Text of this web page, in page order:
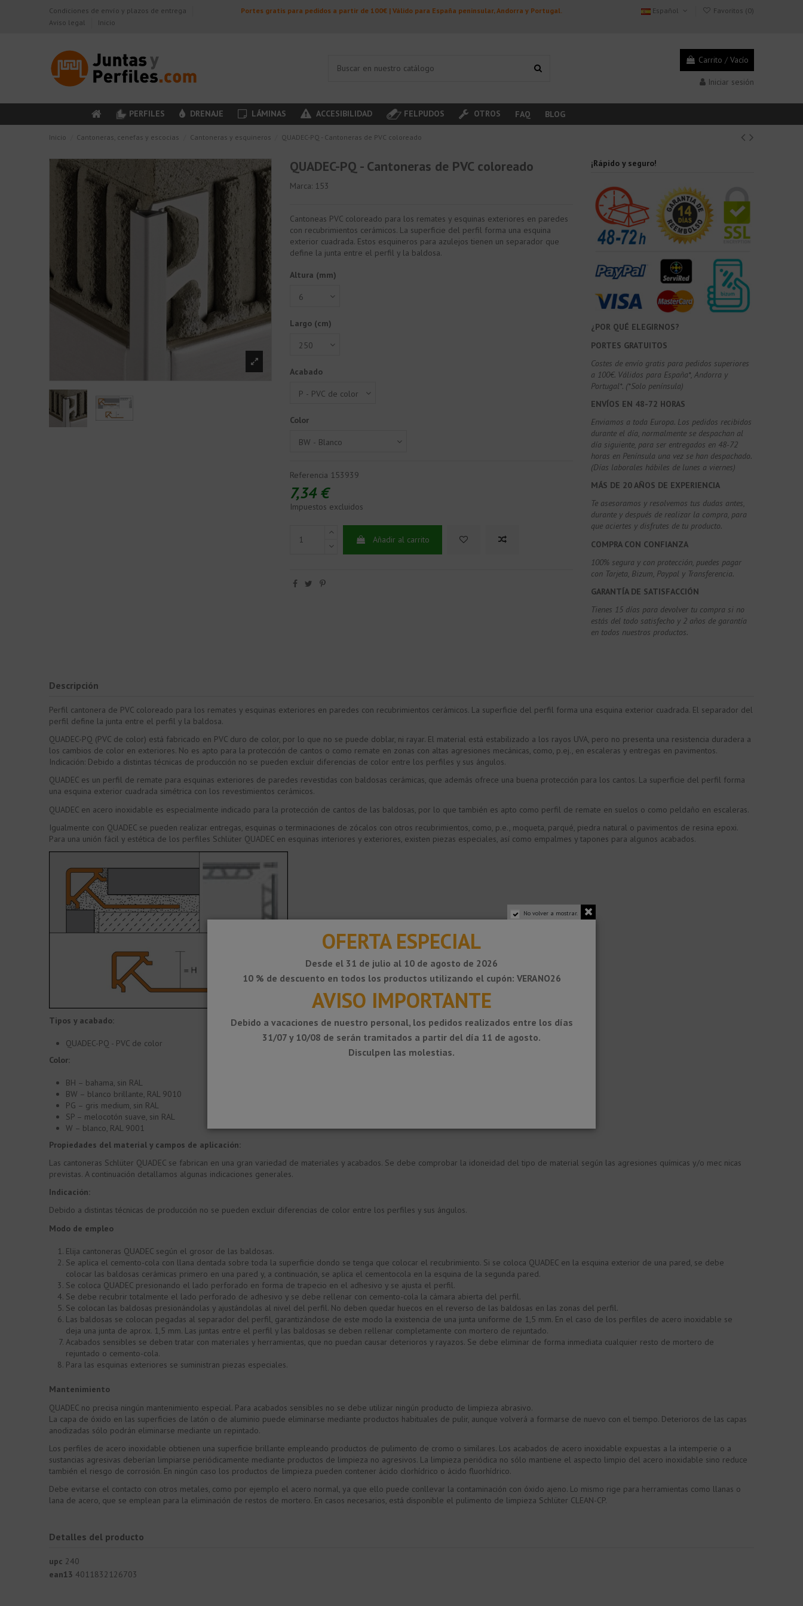
Condiciones de envío y plazos de entrega
Aviso legal
Inicio
Portes gratis para pedidos a partir de 100€ | Válido para España peninsular, Andorra y Portugal. Español Favoritos (0)
Carrito / Vacío
Iniciar sesión
PERFILES DRENAJE LÁMINAS ACCESIBILIDAD FELPUDOS OTROS FAQ BLOG
Inicio Cantoneras, cenefas y escocias Cantoneras y esquineros QUADEC-PQ - Cantoneras de PVC coloreado
QUADEC-PQ - Cantoneras de PVC coloreado
Marca: 153
Cantoneas PVC coloreado para los remates y esquinas exteriores en paredes
con recubrimientos cerámicos. La superficie del perfil forma una esquina
exterior cuadrada. Estos esquineros para azulejos tienen un separador que
define la junta entre el perfil y la baldosa.
Altura (mm)
Largo (cm)
Acabado
Color
Referencia 153939
7,34 €
Impuestos excluidos
Añadir al carrito
¡Rápido y seguro!
¿POR QUÉ ELEGIRNOS?
PORTES GRATUITOS
Costes de envío gratis para pedidos superiores
a 100€. Válidos para España*, Andorra y
Portugal*. (*Solo península)
ENVÍOS EN 48-72 HORAS
Enviamos a toda Europa. Los pedidos recibidos
durante el día, normalmente se despachan al
día siguiente, para ser entregados en 48-72
horas en Península una vez se han despachado.
(Días laborales hábiles de lunes a viernes)
MÁS DE 20 AÑOS DE EXPERIENCIA
Te asesoramos y resolvemos tus dudas antes,
durante y después de realizar la compra, para
que aciertes y disfrutes de tu producto.
COMPRA CON CONFIANZA
100% segura y con protección, puedes pagar
con Tarjeta, Bizum, Paypal y Transferencia.
GARANTÍA DE SATISFACCIÓN
Tienes 15 días para devolver tu compra si no
estás del todo satisfecho y 2 años de garantía
en todos nuestros productos.
Descripción
Perfil cantonera de PVC coloreado para los remates y esquinas exteriores en paredes con recubrimientos cerámicos. La superficie del perfil forma una esquina exterior cuadrada. El separador del
perfil define la junta entre el perfil y la baldosa.
QUADEC-PQ (PVC de color) está fabricado en PVC duro de color, por lo que no se puede doblar, ni rayar. El material está estabilizado a los rayos UVA, pero no presenta una resistencia duradera a
los cambios de color en exteriores. No es apto para la protección de cantos o como remate en zonas con altas agresiones mecánicas, como, p.ej., en escaleras y entregas en pavimentos.
Indicación: Debido a distintas técnicas de producción no se pueden excluir diferencias de color entre los perfiles y sus ángulos.
QUADEC es un perfil de remate para esquinas exteriores de paredes revestidas con baldosas cerámicas, que además ofrece una buena protección para los cantos. La superficie del perfil forma
una esquina exterior cuadrada simétrica con los revestimientos cerámicos.
QUADEC en acero inoxidable es especialmente indicado para la protección de cantos de las baldosas, por lo que también es apto como perfil de remate en suelos o como peldaño en escaleras.
Igualmente con QUADEC se pueden realizar entregas, esquinas o terminaciones de zócalos con otros recubrimientos, como, p.e., moqueta, parqué, piedra natural o pavimentos de resina epoxi.
Para una unión fácil y estética de los perfiles Schlüter QUADEC en esquinas interiores y exteriores, existen piezas especiales, así como empalmes y tapones para algunos acabados.
Tipos y acabado:
QUADEC-PQ - PVC de color
Color:
BH – bahama, sin RAL
BW – blanco brillante, RAL 9010
PG – gris medium, sin RAL
SP – melocotón suave, sin RAL
W – blanco, RAL 9001
Propiedades del material y campos de aplicación:
Las cantoneras Schlüter QUADEC se fabrican en una gran variedad de materiales y acabados. Se debe comprobar la idoneidad del tipo de material según las agresiones químicas y/o mec nicas
previstas. A continuación detallamos algunas indicaciones generales.
Indicación:
Debido a distintas técnicas de producción no se pueden excluir diferencias de color entre los perfiles y sus ángulos.
Modo de empleo
Elija cantoneras QUADEC según el grosor de las baldosas.
Se aplica el cemento-cola con llana dentada sobre toda la superficie dondo se tenga que colocar el recubrimiento. Si se coloca QUADEC en la esquina exterior de una pared, se debe
colocar las baldosas cerámicas primero en una pared y, a continuación, se aplica el cementocola en la esquina de la segunda pared.
Se coloca QUADEC presionando el lado perforado en forma de trapecio en el adhesivo y se ajusta el perfil.
Se debe recubrir totalmente el lado perforado de adhesivo y se debe rellenar con cemento-cola la cámara abierta del perfil.
Se colocan las baldosas presionándolas y ajustándolas al nivel del perfil. No deben quedar huecos en el reverso de las baldosas en las zonas del perfil.
Las baldosas se colocan pegadas al separador del perfil, garantizándose de este modo la existencia de una junta uniforme de 1,5 mm. En el caso de los perfiles de acero inoxidable se
deja una junta de aprox. 1,5 mm. Las juntas entre el perfil y las baldosas se deben rellenar completamente con mortero de rejuntado.
Acabados sensibles se deben tratar con materiales y herramientas, que no puedan causar deterioros y rayazos. Se debe eliminar de forma inmediata cualquier resto de mortero de
rejuntado o cemento-cola.
Para las esquinas exteriores se suministran piezas especiales.
Mantenimiento
QUADEC no precisa ningún mantenimiento especial. Para acabados sensibles no se debe utilizar ningún producto de limpieza abrasivo.
La capa de óxido en las superficies de latón o de aluminio puede eliminarse mediante productos habituales de pulir, aunque volverá a formarse de nuevo con el tiempo. Deterioros de las capas
anodizadas sólo podrán eliminarse mediante un repintado.
Los perfiles de acero inoxidable obtienen una superficie brillante empleando productos de pulimento de cromo o similares. Los acabados de acero inoxidable expuestas a la intemperie o a
sustancias agresivas deberían limpiarse periódicamente mediante productos de limpieza no agresivos. La limpieza periódica no sólo mantiene el aspecto limpio del acero inoxidable sino reduce
también el riesgo de corrosión. En ningún caso los productos de limpieza pueden contener ácido clorhídrico o ácido fluorhídrico.
Debe evitarse el contacto con otros metales, como por ejemplo el acero normal, ya que ello puede conllevar la contaminación con óxido ajeno. Lo mismo rige para herramientas como llanas o
lana de acero, que se emplean para la eliminación de restos de mortero. En casos necesarios, está disponible el pulimento de limpieza Schlüter CLEAN-CP.
Detalles del producto
upc 240
ean13 4011832126703
No volver a mostrar.
OFERTA ESPECIAL
Desde el 31 de julio al 10 de agosto de 2026
10 % de descuento en todos los productos utilizando el cupón: VERANO26
AVISO IMPORTANTE
Debido a vacaciones de nuestro personal, los pedidos realizados entre los días
31/07 y 10/08 de serán tramitados a partir del día 11 de agosto.
Disculpen las molestias.